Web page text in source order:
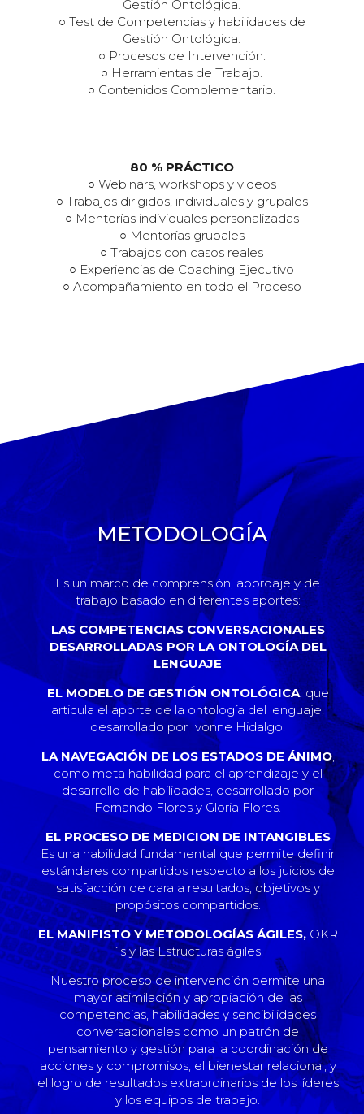
Gestión Ontológica.
○ Test de Competencias y habilidades de
Gestión Ontológica.
○ Procesos de Intervención.
○ Herramientas de Trabajo.
○ Contenidos Complementario.
80 % PRÁCTICO
○ Webinars, workshops y videos
○ Trabajos dirigidos, individuales y grupales
○ Mentorías individuales personalizadas
○ Mentorías grupales
○ Trabajos con casos reales
○ Experiencias de Coaching Ejecutivo
○ Acompañamiento en todo el Proceso
METODOLOGÍA
Es un marco de comprensión, abordaje y de
trabajo basado en diferentes aportes:
LAS COMPETENCIAS CONVERSACIONALES
DESARROLLADAS POR LA ONTOLOGÍA DEL
LENGUAJE
EL MODELO DE GESTIÓN ONTOLÓGICA, que
articula el aporte de la ontología del lenguaje,
desarrollado por Ivonne Hidalgo.
LA NAVEGACIÓN DE LOS ESTADOS DE ÁNIMO,
como meta habilidad para el aprendizaje y el
desarrollo de habilidades, desarrollado por
Fernando Flores y Gloria Flores.
EL PROCESO DE MEDICION DE INTANGIBLES
Es una habilidad fundamental que permite definir
estándares compartidos respecto a los juicios de
satisfacción de cara a resultados, objetivos y
propósitos compartidos.
EL MANIFISTO Y METODOLOGÍAS ÁGILES, OKR
´s y las Estructuras ágiles.
Nuestro proceso de intervención permite una
mayor asimilación y apropiación de las
competencias, habilidades y sencibilidades
conversacionales como un patrón de
pensamiento y gestión para la coordinación de
acciones y compromisos, el bienestar relacional, y
el logro de resultados extraordinarios de los líderes
y los equipos de trabajo.